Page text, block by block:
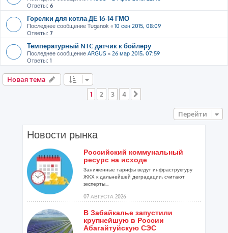
Ответы: 6
Горелки для котла ДЕ 16-14 ГМО
Последнее сообщение Tuganok « 10 сен 2015, 08:09
Ответы: 7
Температурный NTC датчик к бойлеру
Последнее сообщение ARGUS « 26 мар 2015, 07:59
Ответы: 1
Новая тема
1
2 3 4
Перейти
Новости рынка
Российский коммунальный
ресурс на исходе
Заниженные тарифы ведут инфраструктуру
ЖКХ к дальнейшей деградации, считают
эксперты...
07 АВГУСТА 2026
В Забайкалье запустили
крупнейшую в России
Абагайтуйскую СЭС